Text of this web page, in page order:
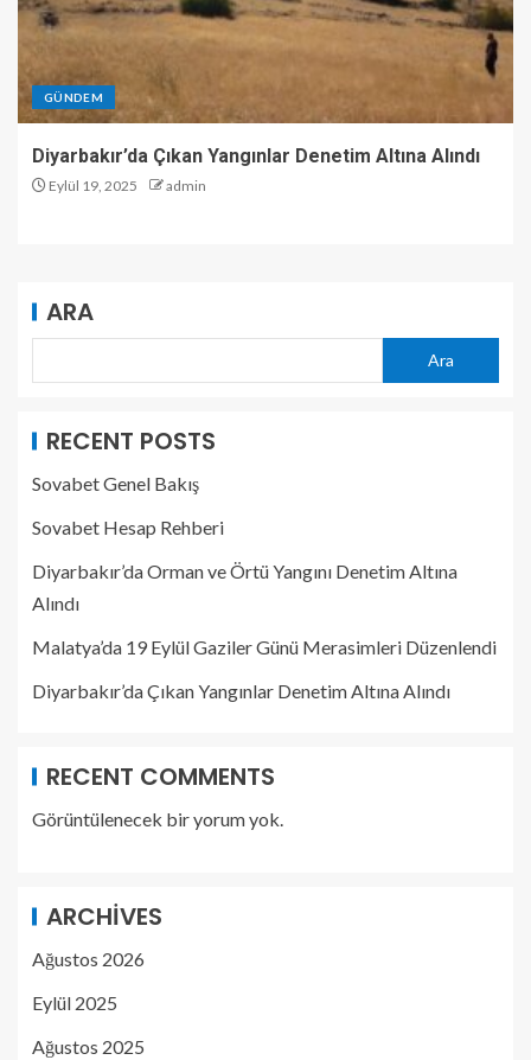
GÜNDEM
Diyarbakır’da Çıkan Yangınlar Denetim Altına Alındı
Eylül 19, 2025 admin
ARA
Ara
RECENT POSTS
Sovabet Genel Bakış
Sovabet Hesap Rehberi
Diyarbakır’da Orman ve Örtü Yangını Denetim Altına
Alındı
Malatya’da 19 Eylül Gaziler Günü Merasimleri Düzenlendi
Diyarbakır’da Çıkan Yangınlar Denetim Altına Alındı
RECENT COMMENTS
Görüntülenecek bir yorum yok.
ARCHIVES
Ağustos 2026
Eylül 2025
Ağustos 2025